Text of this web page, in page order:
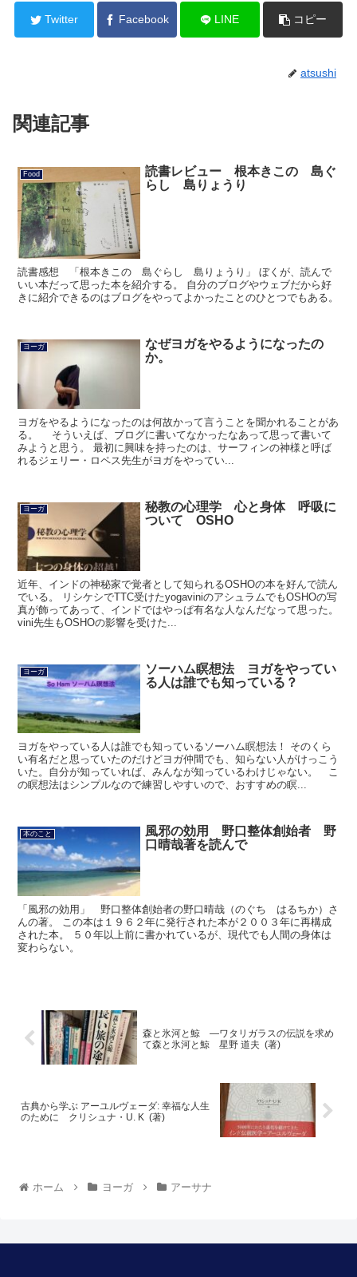
Twitter Facebook LINE コピー
atsushi
関連記事
Food
読書レビュー 根本きこの 島ぐ
らし 島りょうり
読書感想 「根本きこの 島ぐらし 島りょうり」 ぼくが、読んで
いい本だって思った本を紹介する。 自分のブログやウェブだから好
きに紹介できるのはブログをやってよかったことのひとつでもある。
ヨーガ
なぜヨガをやるようになったの
か。
ヨガをやるようになったのは何故かって言うことを聞かれることがあ
る。 そういえば、ブログに書いてなかったなあって思って書いて
みようと思う。 最初に興味を持ったのは、サーフィンの神様と呼ば
れるジェリー・ロペス先生がヨガをやってい...
ヨーガ
秘教の心理学 心と身体 呼吸に
ついて OSHO
近年、インドの神秘家で覚者として知られるOSHOの本を好んで読ん
でいる。 リシケシでTTC受けたyogaviniのアシュラムでもOSHOの写
真が飾ってあって、インドではやっぱ有名な人なんだなって思った。
vini先生もOSHOの影響を受けた...
ヨーガ
ソーハム瞑想法 ヨガをやってい
る人は誰でも知っている？
ヨガをやっている人は誰でも知っているソーハム瞑想法！ そのくら
い有名だと思っていたのだけどヨガ仲間でも、知らない人がけっこう
いた。自分が知っていれば、みんなが知っているわけじゃない。 こ
の瞑想法はシンプルなので練習しやすいので、おすすめの瞑...
本のこと
風邪の効用 野口整体創始者 野
口晴哉著を読んで
「風邪の効用」 野口整体創始者の野口晴哉（のぐち はるちか）さ
んの著。 この本は１９６２年に発行された本が２００３年に再構成
された本。 ５０年以上前に書かれているが、現代でも人間の身体は
変わらない。
森と氷河と鯨 ―ワタリガラスの伝説を求め
て森と氷河と鯨 星野 道夫 (著)
古典から学ぶ アーユルヴェーダ: 幸福な人生
のために クリシュナ・U. K (著)
ホーム ヨーガ アーサナ